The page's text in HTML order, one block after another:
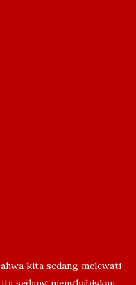
kita sedang melewati